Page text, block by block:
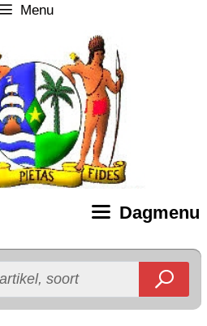
Menu
Dagmenu